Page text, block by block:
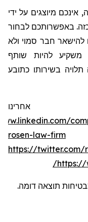
מיוצגים על ידי
באפשרותכם לבחור
להישאר חבר סמוי ולא
להיות שותף
בשירותו כתובע
rosen-law-firm
https://twitter.com/
https://
תוצאה דומה.